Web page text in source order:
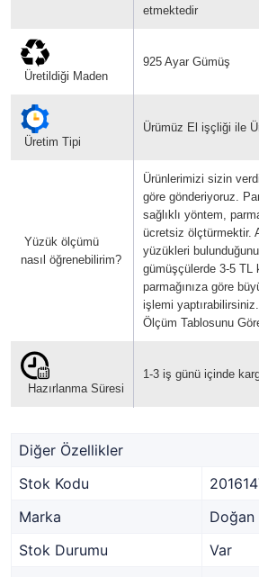
etmektedir
Üretildiği Maden
925 Ayar Gümüş
Üretim Tipi
Ürümüz El işçliği ile
Yüzük ölçümü
nasıl öğrenebilirim?
Ürünlerimizi sizin
göre gönderiyoruz.
sağlıklı yöntem,
ücretsiz ölçtürmektir.
yüzükleri
gümüşçülerde 3-5 TL
parmağınıza göre
işlemi
Ölçüm Tablosunu
Hazırlanma Süresi
1-3 iş günü içinde
Diğer Özellikler
Stok Kodu
Marka
Doğan
Stok Durumu
Var